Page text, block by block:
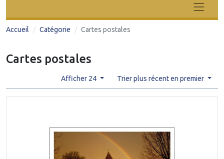
Accueil Catégorie Cartes postales
Cartes postales
Afficher 24 Trier plus récent en premier